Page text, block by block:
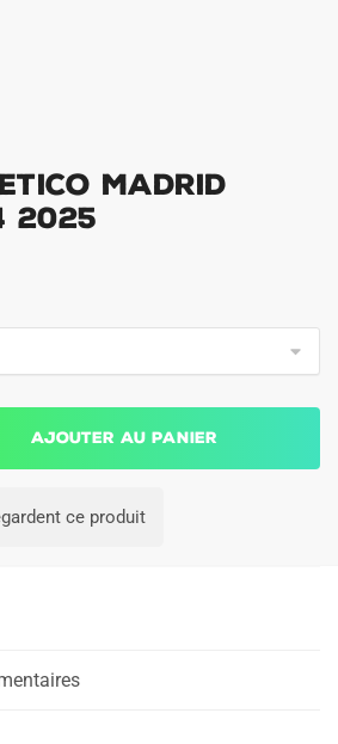
Madrid
2025
Ajouter au panier
ce produit